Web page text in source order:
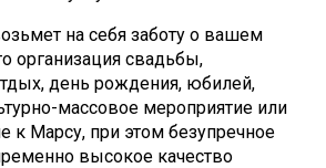
на себя заботу о вашем
организация свадьбы,
день рождения, юбилей,
массовое мероприятие или
к Марсу, при этом безупречное
высокое качество